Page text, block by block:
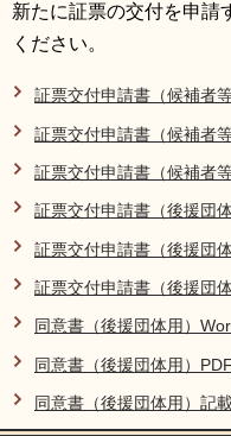
新たに証票の交付を申請
ください。
証票交付申請書（候補者
証票交付申請書（候補者
証票交付申請書（候補者
証票交付申請書（後援団
証票交付申請書（後援団
証票交付申請書（後援団
同意書（後援団体用）
同意書（後援団体用）
同意書（後援団体用）記